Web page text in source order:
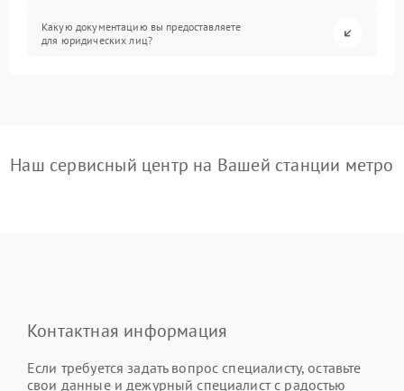
Какую документацию вы предоставляете
для юридических лиц?
Наш сервисный центр на Вашей станции метро
Контактная информация
Если требуется задать вопрос специалисту, оставьте
свои данные и дежурный специалист с радостью